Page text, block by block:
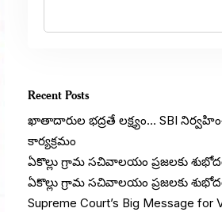
Recent Posts
ఖాతాదారుల భద్రతే లక్ష్యం… SBI
కార్యక్రమం
ఏకొల్లు గ్రామ సచివాలయం ప్రజలకు
ఏకొల్లు గ్రామ సచివాలయం ప్రజలకు
Supreme Court’s Big Message for